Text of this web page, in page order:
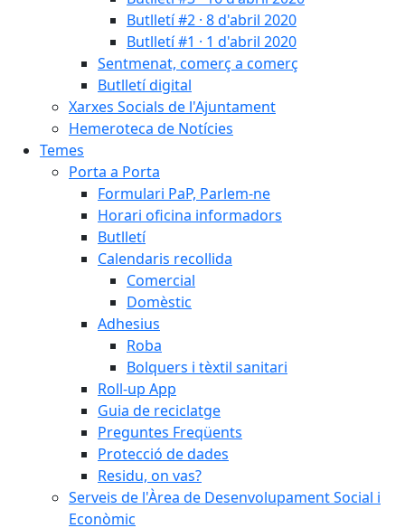
Butlletí #2 · 8 d'abril 2020
Butlletí #1 · 1 d'abril 2020
Sentmenat, comerç a comerç
Butlletí digital
Xarxes Socials de l'Ajuntament
Hemeroteca de Notícies
Temes
Porta a Porta
Formulari PaP, Parlem-ne
Horari oficina informadors
Butlletí
Calendaris recollida
Comercial
Domèstic
Adhesius
Roba
Bolquers i tèxtil sanitari
Roll-up App
Guia de reciclatge
Preguntes Freqüents
Protecció de dades
Residu, on vas?
Serveis de l'Àrea de Desenvolupament Social i
Econòmic